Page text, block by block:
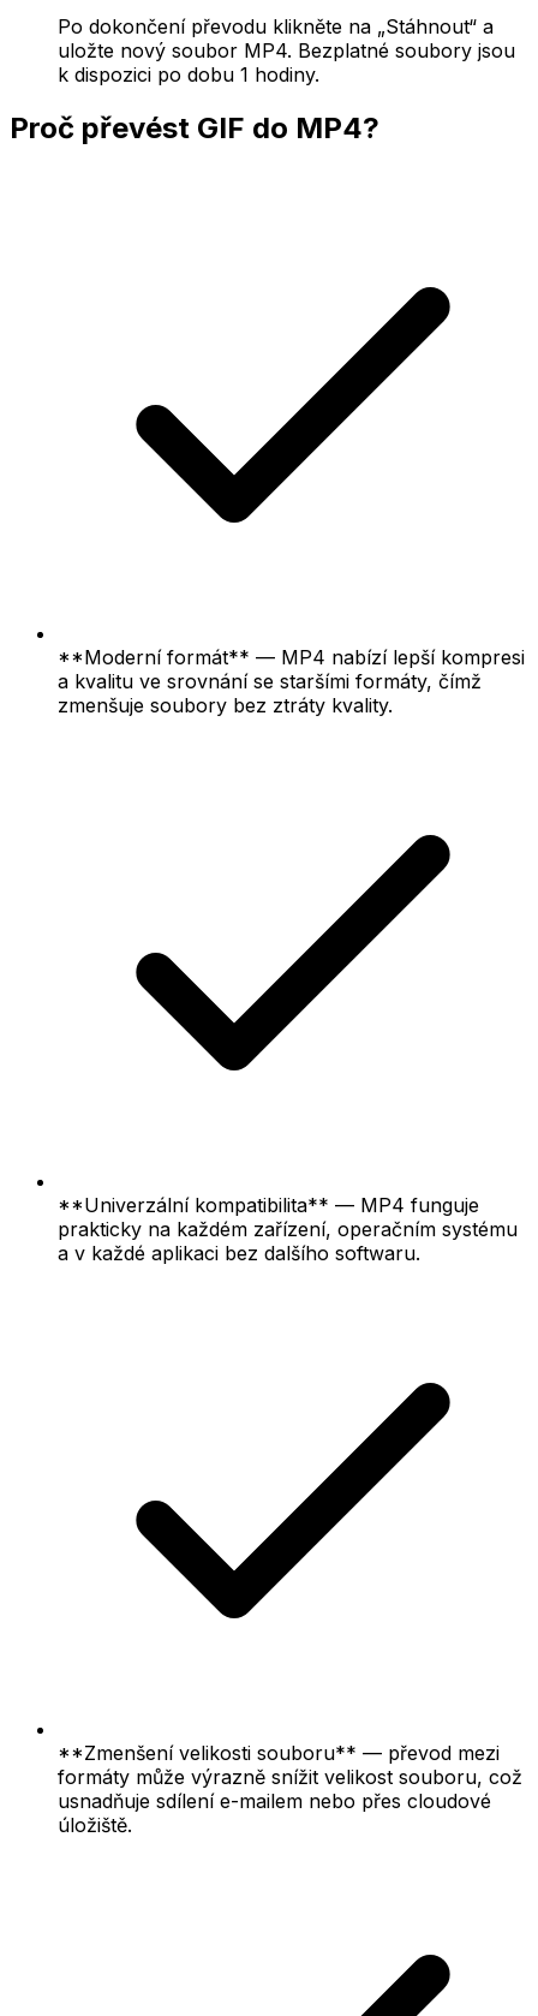
Po dokončení převodu klikněte na „Stáhnout“ a
uložte nový soubor MP4. Bezplatné soubory jsou
k dispozici po dobu 1 hodiny.
Proč převést GIF do MP4?
**Moderní formát** — MP4 nabízí lepší kompresi
a kvalitu ve srovnání se staršími formáty, čímž
zmenšuje soubory bez ztráty kvality.
**Univerzální kompatibilita** — MP4 funguje
prakticky na každém zařízení, operačním systému
a v každé aplikaci bez dalšího softwaru.
**Zmenšení velikosti souboru** — převod mezi
formáty může výrazně snížit velikost souboru, což
usnadňuje sdílení e-mailem nebo přes cloudové
úložiště.